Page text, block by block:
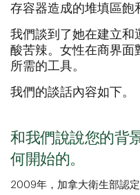
存容器造成的堆填區飽
我們談到了她在建立和
酸苦辣。女性在商界面
所需的工具。
我們的談話內容如下。
和我們說說您的背
何開始的。
2009年，加拿大衛生部認